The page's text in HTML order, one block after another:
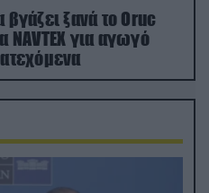
βγάζει ξανά το Oruc
NAVTEX για αγωγό